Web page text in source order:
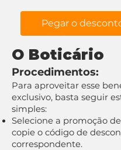
Pegar o
O Boticário
Procedimentos:
Para aproveitar esse
exclusivo, basta seguir
simples:
Selecione a promoção
copie o código de
correspondente.